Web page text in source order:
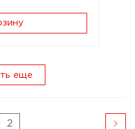
еще
2